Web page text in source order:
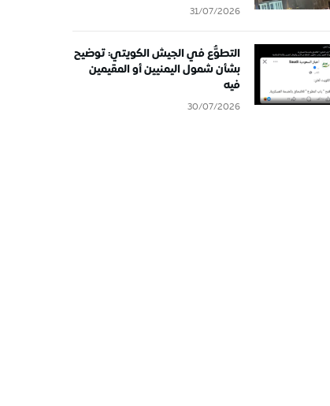
31/07/2026
التطوُّع في الجيش الكويتي: توضيح
بشأن شمول اليمنيين أو المقيمين
فيه
30/07/2026